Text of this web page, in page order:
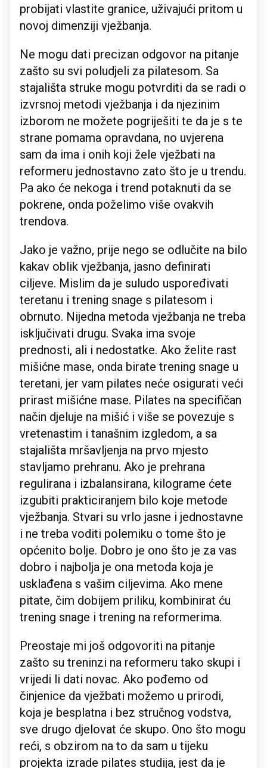
probijati vlastite granice, uživajući pritom u
novoj dimenziji vježbanja.
Ne mogu dati precizan odgovor na pitanje
zašto su svi poludjeli za pilatesom. Sa
stajališta struke mogu potvrditi da se radi o
izvrsnoj metodi vježbanja i da njezinim
izborom ne možete pogriješiti te da je s te
strane pomama opravdana, no uvjerena
sam da ima i onih koji žele vježbati na
reformeru jednostavno zato što je u trendu.
Pa ako će nekoga i trend potaknuti da se
pokrene, onda poželimo više ovakvih
trendova.
Jako je važno, prije nego se odlučite na bilo
kakav oblik vježbanja, jasno definirati
ciljeve. Mislim da je suludo uspoređivati
teretanu i trening snage s pilatesom i
obrnuto. Nijedna metoda vježbanja ne treba
isključivati drugu. Svaka ima svoje
prednosti, ali i nedostatke. Ako želite rast
mišićne mase, onda birate trening snage u
teretani, jer vam pilates neće osigurati veći
prirast mišićne mase. Pilates na specifičan
način djeluje na mišić i više se povezuje s
vretenastim i tanašnim izgledom, a sa
stajališta mršavljenja na prvo mjesto
stavljamo prehranu. Ako je prehrana
regulirana i izbalansirana, kilograme ćete
izgubiti prakticiranjem bilo koje metode
vježbanja. Stvari su vrlo jasne i jednostavne
i ne treba voditi polemiku o tome što je
općenito bolje. Dobro je ono što je za vas
dobro i najbolja je ona metoda koja je
usklađena s vašim ciljevima. Ako mene
pitate, čim dobijem priliku, kombinirat ću
trening snage i trening na reformerima.
Preostaje mi još odgovoriti na pitanje
zašto su treninzi na reformeru tako skupi i
vrijedi li dati novac. Ako pođemo od
činjenice da vježbati možemo u prirodi,
koja je besplatna i bez stručnog vodstva,
sve drugo djelovat će skupo. Ono što mogu
reći, s obzirom na to da sam u tijeku
projekta izrade pilates studija, jest da je